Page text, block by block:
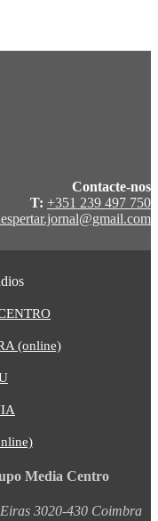
Contacte-nos
T: +351 239 497 750
(online)
Media Centro
3020-430 Coimbra